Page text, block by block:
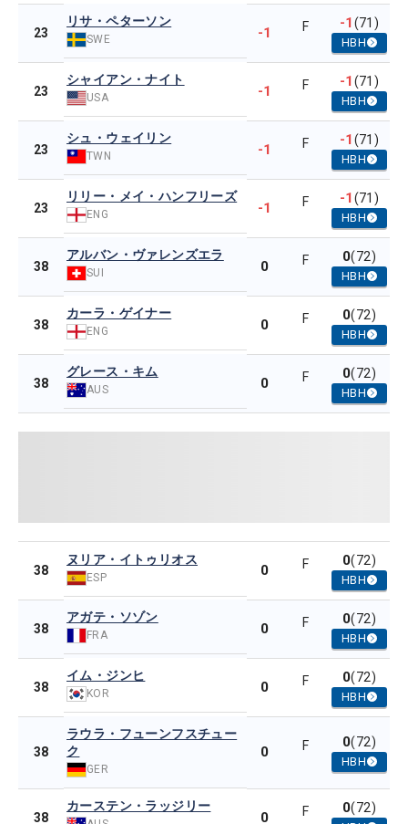
23
リサ・ペターソン
SWE -1 F -1(71)
HBH
23
シャイアン・ナイト
USA -1 F -1(71)
HBH
23
シュ・ウェイリン
TWN -1 F -1(71)
HBH
23
リリー・メイ・ハンフリーズ
ENG -1 F -1(71)
HBH
38
アルバン・ヴァレンズエラ
SUI 0 F 0(72)
HBH
38
カーラ・ゲイナー
ENG 0 F 0(72)
HBH
38
グレース・キム
AUS 0 F 0(72)
HBH
38
ヌリア・イトゥリオス
ESP 0 F 0(72)
HBH
38
アガテ・ソゾン
FRA 0 F 0(72)
HBH
38
イム・ジンヒ
KOR 0 F 0(72)
HBH
38
ラウラ・フューンフスチュー
ク
GER
0 F 0(72)
HBH
38
カーステン・ラッジリー
0 F 0(72)